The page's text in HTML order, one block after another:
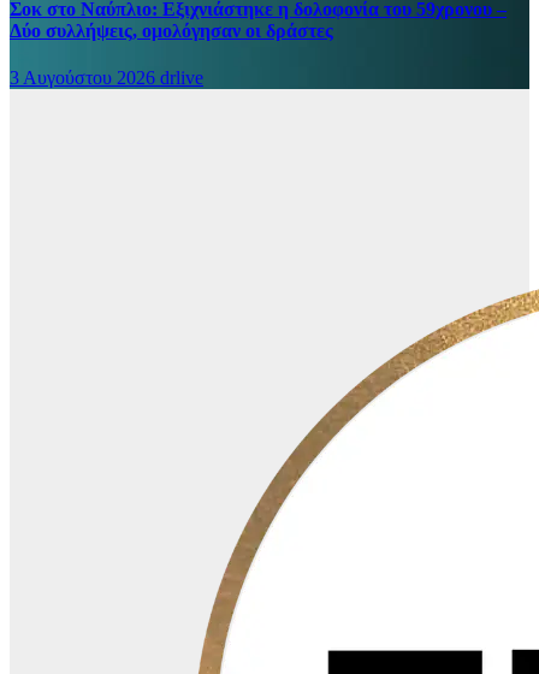
Σοκ στο Ναύπλιο: Εξιχνιάστηκε η δολοφονία του 59χρονου –
Δύο συλλήψεις, ομολόγησαν οι δράστες
3 Αυγούστου 2026 drlive